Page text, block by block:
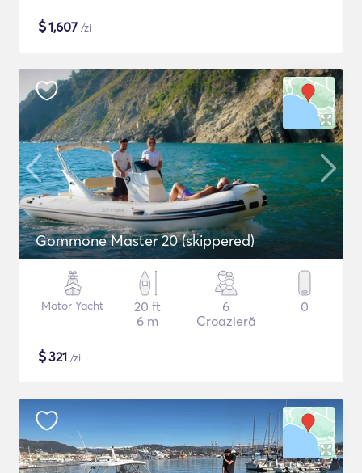
$1,607 /zi
Gommone Master 20 (skippered)
Motor Yacht
20 ft
6 m
6
Croazieră
0
$321 /zi